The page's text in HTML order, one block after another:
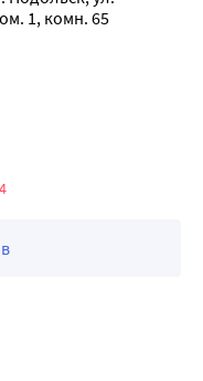
1, комн. 65